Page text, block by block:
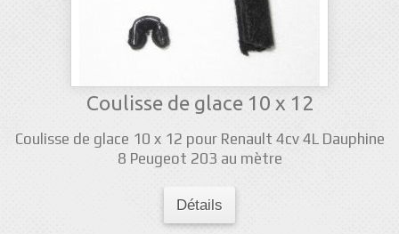
Coulisse de glace 10 x 12
Coulisse de glace 10 x 12 pour Renault 4cv 4L Dauphine
8 Peugeot 203 au mètre
Détails